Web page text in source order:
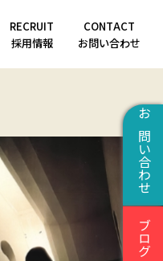
RECRUIT
採用情報
CONTACT
お問い合わせ
お問い合わせ
ブログ